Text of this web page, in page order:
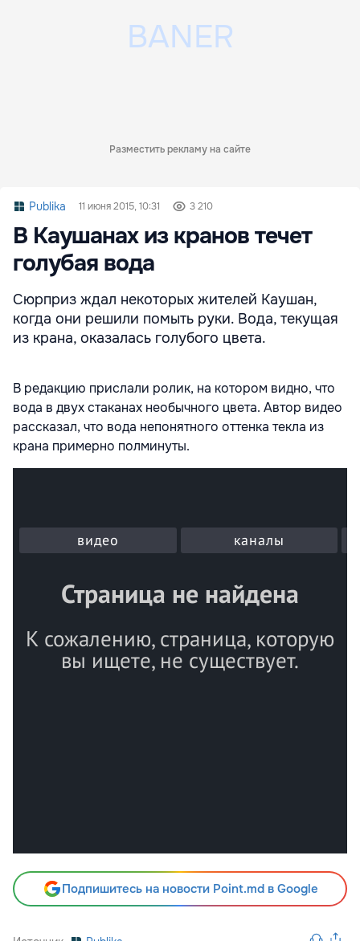
Разместить рекламу на сайте
Publika 11 июня 2015, 10:31 3 210
В Каушанах из кранов течет
голубая вода
Сюрприз ждал некоторых жителей Каушан,
когда они решили помыть руки. Вода, текущая
из крана, оказалась голубого цвета.
В редакцию прислали ролик, на котором видно, что
вода в двух стаканах необычного цвета. Автор видео
рассказал, что вода непонятного оттенка текла из
крана примерно полминуты.
Подпишитесь на новости Point.md в Google